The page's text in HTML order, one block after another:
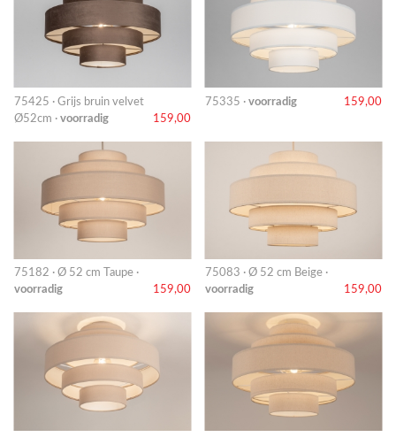
75425 · Grijs bruin velvet
Ø52cm · voorradig 159,00
75335 · voorradig 159,00
75182 · Ø 52 cm Taupe ·
voorradig
159,00
75083 · Ø 52 cm Beige ·
voorradig
159,00